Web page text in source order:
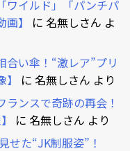
ワイルド」「パンチパ
】
に 名無しさん よ
い傘！“激レア”プリ
に 名無しさん より
ンスで奇跡の再会！
に 名無しさん より
た“JK制服姿”！